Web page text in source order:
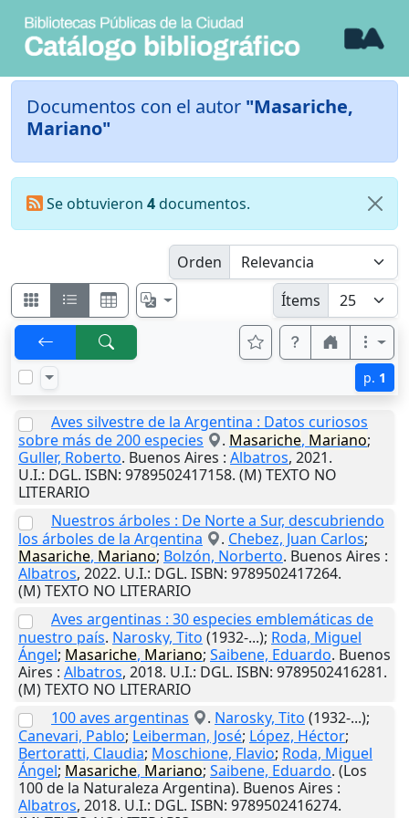
Documentos con el autor "Masariche,
Mariano"
Se obtuvieron 4documentos.
Orden
Ítems
p. 1
Aves silvestre de la Argentina : Datos curiosos
sobre más de 200 especies
. Masariche, Mariano;
Guller, Roberto. Buenos Aires : Albatros, 2021.
U.I.: DGL. ISBN: 9789502417158. (M) TEXTO NO
LITERARIO
Nuestros árboles : De Norte a Sur, descubriendo
los árboles de la Argentina
. Chebez, Juan Carlos;
Masariche, Mariano; Bolzón, Norberto. Buenos Aires :
Albatros, 2022. U.I.: DGL. ISBN: 9789502417264.
(M) TEXTO NO LITERARIO
Aves argentinas : 30 especies emblemáticas de
nuestro país. Narosky, Tito (1932-...); Roda, Miguel
Ángel; Masariche, Mariano; Saibene, Eduardo. Buenos
Aires : Albatros, 2018. U.I.: DGL. ISBN: 9789502416281.
(M) TEXTO NO LITERARIO
100 aves argentinas
. Narosky, Tito (1932-...);
Canevari, Pablo; Leiberman, José; López, Héctor;
Bertoratti, Claudia; Moschione, Flavio; Roda, Miguel
Ángel; Masariche, Mariano; Saibene, Eduardo. (Los
100 de la Naturaleza Argentina). Buenos Aires :
Albatros, 2018. U.I.: DGL. ISBN: 9789502416274.